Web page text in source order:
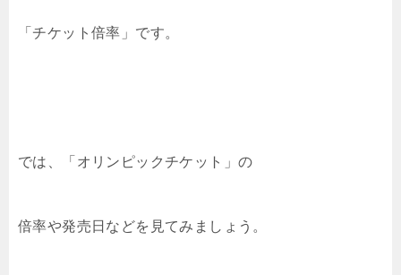
「チケット倍率」です。
では、「オリンピックチケット」の
倍率や発売日などを見てみましょう。